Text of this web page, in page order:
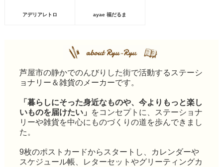
アデリアレトロ ayae 福だるま
芦屋市の静かでのんびりした街で活動するステーシ
ョナリー＆雑貨のメーカーです。
「暮らしにそった身近なものや、今よりもっと楽し
いものを届けたい」
をコンセプトに、ステーショナ
リーや雑貨を中心にものづくりの道を歩んできまし
た。
9枚のポストカードからスタートし、カレンダーや
スケジュール帳、レターセットやグリーティングカ